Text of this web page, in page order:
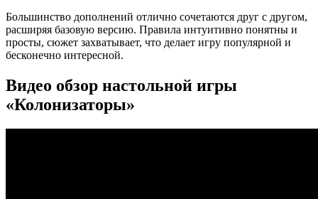
Большинство дополнений отлично сочетаются друг с другом,
расширяя базовую версию. Правила интуитивно понятны и
просты, сюжет захватывает, что делает игру популярной и
бесконечно интересной.
Видео обзор настольной игры
«Колонизаторы»